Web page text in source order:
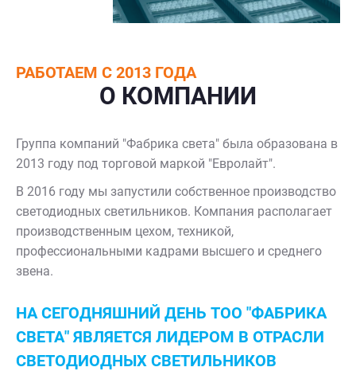
РАБОТАЕМ С 2013 ГОДА
О КОМПАНИИ
Группа компаний "Фабрика света" была образована в
2013 году под торговой маркой "Евролайт".
В 2016 году мы запустили собственное производство
светодиодных светильников. Компания располагает
производственным цехом, техникой,
профессиональными кадрами высшего и среднего
звена.
НА СЕГОДНЯШНИЙ ДЕНЬ ТОО "ФАБРИКА
СВЕТА" ЯВЛЯЕТСЯ ЛИДЕРОМ В ОТРАСЛИ
СВЕТОДИОДНЫХ СВЕТИЛЬНИКОВ